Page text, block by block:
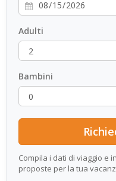
Adulti
Bambini
Compila i dati di viaggio e
proposte per la tua